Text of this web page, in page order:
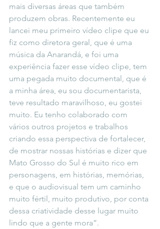
mais diversas áreas que também
produzem obras. Recentemente eu
lancei meu primeiro vídeo clipe que eu
fiz como diretora geral, que é uma
música da Anarandá, e foi uma
experiência fazer esse vídeo clipe, tem
uma pegada muito documental, que é
a minha área, eu sou documentarista,
teve resultado maravilhoso, eu gostei
muito. Eu tenho colaborado com
vários outros projetos e trabalhos
criando essa perspectiva de fortalecer,
de mostrar nossas histórias e dizer que
Mato Grosso do Sul é muito rico em
personagens, em histórias, memórias,
e que o audiovisual tem um caminho
muito fértil, muito produtivo, por conta
dessa criatividade desse lugar muito
lindo que a gente mora”.